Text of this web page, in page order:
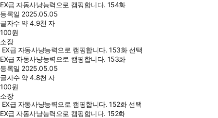
EX급 자동사냥능력으로 캠핑합니다. 154화
등록일 2025.05.05
글자수 약 4.9천 자
100원
소장
EX급 자동사냥능력으로 캠핑합니다. 153화 선택
EX급 자동사냥능력으로 캠핑합니다. 153화
등록일 2025.05.05
글자수 약 4.8천 자
100원
소장
EX급 자동사냥능력으로 캠핑합니다. 152화 선택
EX급 자동사냥능력으로 캠핑합니다. 152화